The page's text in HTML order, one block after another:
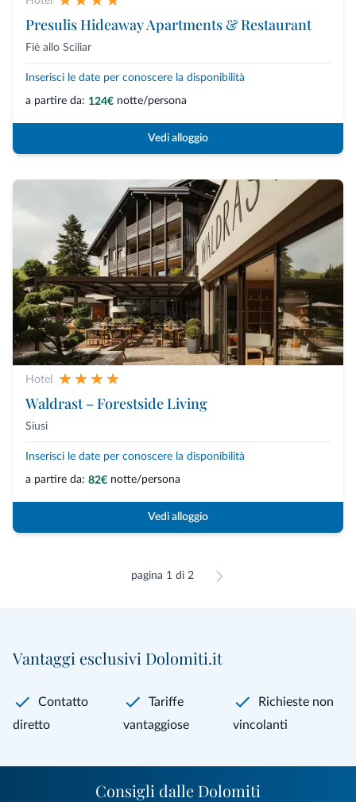
Presulis Hideaway Apartments & Restaurant
Fiè allo Sciliar
Inserisci le date per conoscere la disponibilità
a partire da: 124€ notte/persona
Vedi alloggio
Hotel
Waldrast – Forestside Living
Siusi
Inserisci le date per conoscere la disponibilità
a partire da: 82€ notte/persona
Vedi alloggio
pagina 1 di 2
Vantaggi esclusivi Dolomiti.it
Contatto
diretto
Tariffe
vantaggiose
Richieste non
vincolanti
Consigli dalle Dolomiti